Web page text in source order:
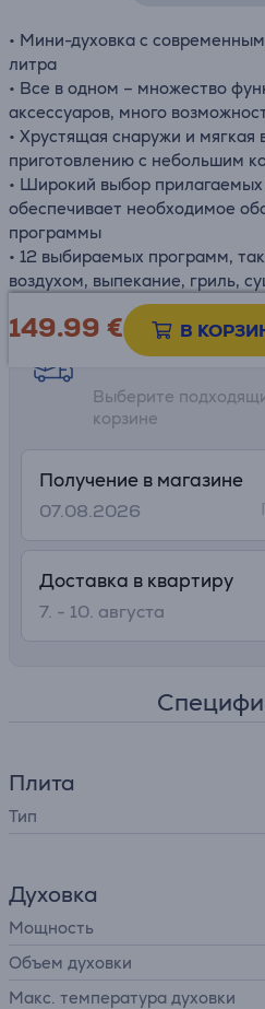
• Мини-духовка с
литра
• Все в одном – множество
аксессуаров, много
• Хрустящая снаружи и мягкая
приготовлению с небольшим
• Широкий выбор прилагаемых
обеспечивает необходимое
программы
• 12 выбираемых программ,
воздухом, выпекание, гриль,
149.99 € В
Возможности
Выберите
корзине
Получение в магазине
07.08.2026
Доставка в квартиру
7. - 10. августа
Плита
Тип
Духовка
Мощность
Объем духовки
Макс. температура духовки